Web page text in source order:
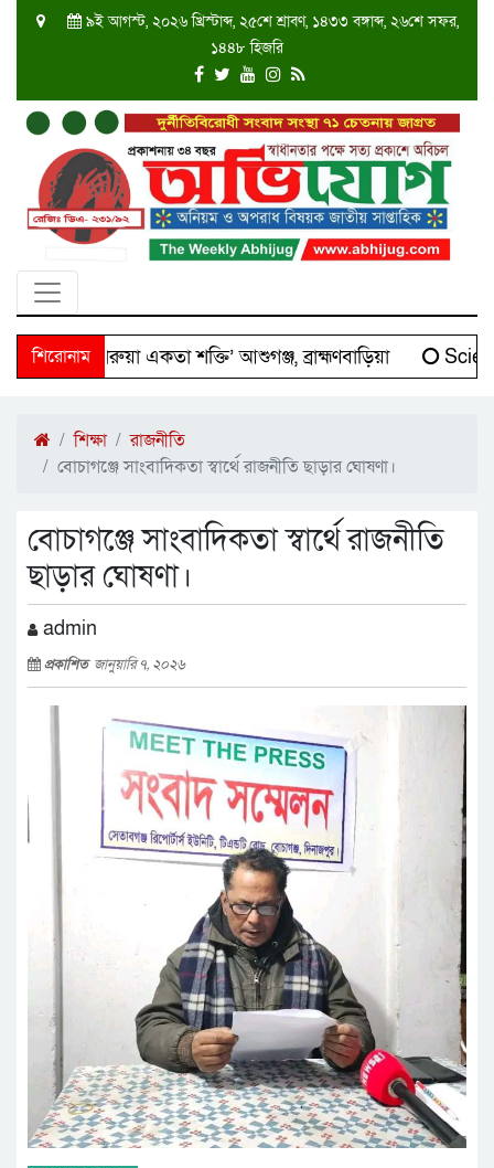
৯ই আগস্ট, ২০২৬ খ্রিস্টাব্দ, ২৫শে শ্রাবণ, ১৪৩৩ বঙ্গাব্দ, ২৬শে সফর,
১৪৪৮ হিজরি
শিরোনামতারুয়া একতা শক্তি’ আশুগঞ্জ, ব্রাহ্মণবাড়িয়া
শিক্ষা
রাজনীতি
বোচাগঞ্জে সাংবাদিকতা স্বার্থে রাজনীতি ছাড়ার ঘোষণা।
বোচাগঞ্জে সাংবাদিকতা স্বার্থে রাজনীতি
ছাড়ার ঘোষণা।
admin
প্রকাশিত জানুয়ারি ৭, ২০২৬